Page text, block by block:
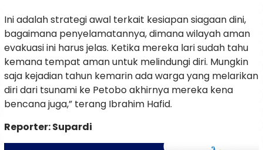
Ini adalah strategi awal terkait kesiapan siagaan dini,
bagaimana penyelamatannya, dimana wilayah aman
evakuasi ini harus jelas. Ketika mereka lari sudah tahu
kemana tempat aman untuk melindungi diri. Mungkin
saja kejadian tahun kemarin ada warga yang melarikan
diri dari tsunami ke Petobo akhirnya mereka kena
bencana juga,” terang Ibrahim Hafid.
Reporter: Supardi